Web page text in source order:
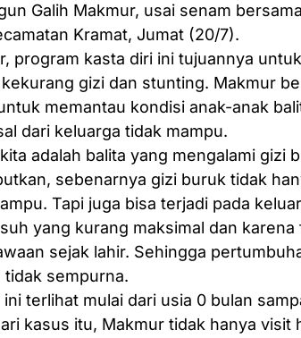
Galih Makmur, usai senam
Kramat, Jumat (20/7).
program kasta diri ini tujuannya
gizi dan stunting. Makmur
memantau kondisi anak-anak
dari keluarga tidak mampu.
adalah balita yang mengalami gizi
sebenarnya gizi buruk tidak
Tapi juga bisa terjadi pada
yang kurang maksimal dan
sejak lahir. Sehingga
sempurna.
ini terlihat mulai dari usia 0 bulan
kasus itu, Makmur tidak hanya visit